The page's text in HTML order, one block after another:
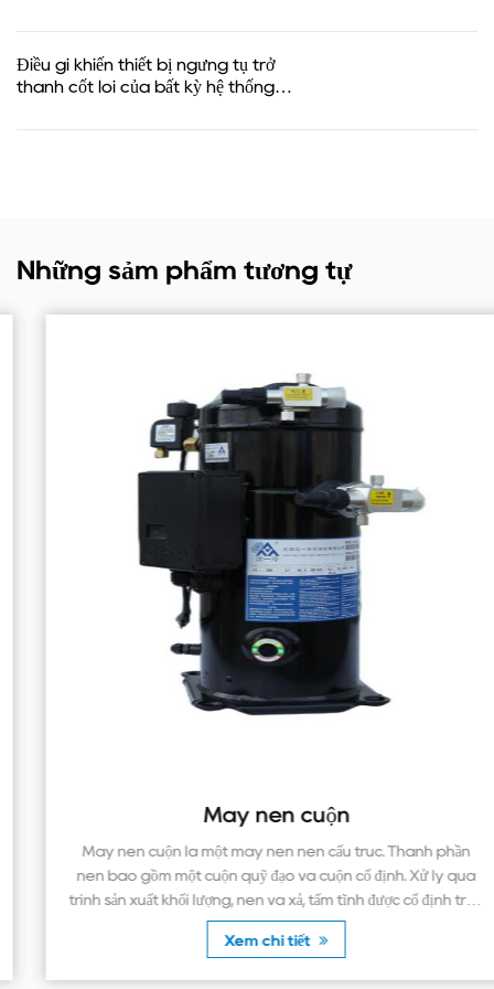
Điều gì khiến thiết bị ngưng tụ trở
thành cốt lõi của bất kỳ hệ thống
Những sảm phẩm tương tự
Máy nén cuộn
Máy nén cuộn là một máy nén nén cấu trúc. Thành phần
nén bao gồm một cuộn quỹ đạo và cuộn cố định. Xử lý quá
trình sản xuất khối lượng, nén và xả, tấm tĩnh được cố định trên
mỏ và tấm di chuyển đượ...
Xem chi tiết